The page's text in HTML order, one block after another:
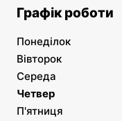
Графік роботи
Понеділок
Вівторок
Середа
Четвер
П'ятниця